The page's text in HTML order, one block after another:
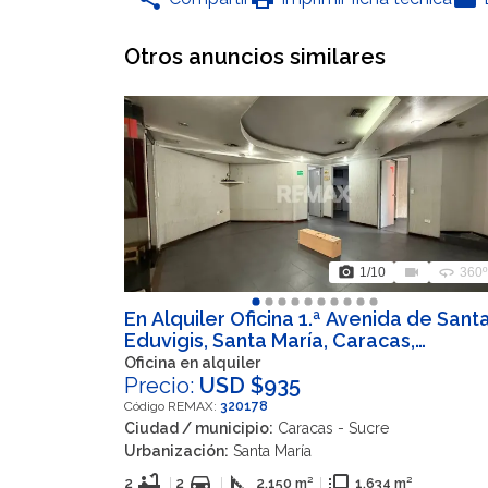
Otros anuncios similares
photo_camera 1/10 videocam 360 360º
En Alquiler Oficina 1.ª Avenida de
Eduvigis, Santa María, Caracas,
Leoncio Martínez, Sucre, Miranda,
VEN
Oficina en alquiler
Precio: USD $935
Código REMAX: 320178
Ciudad / municipio: Caracas - Sucre
Urbanización: Santa María
2 2 2.150 m² 1.634 m²